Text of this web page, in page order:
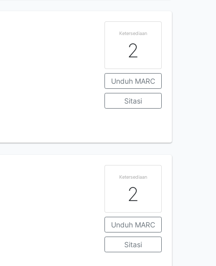
Ketersediaan
2
Unduh MARC
Sitasi
Ketersediaan
2
Unduh MARC
Sitasi